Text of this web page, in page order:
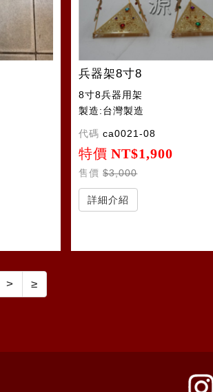
兵器架8寸8
8寸8兵器用架
製造:台灣製造
代碼 ca0021-08
特價 NT$1,900
售價 $3,000
詳細介紹
> ≥